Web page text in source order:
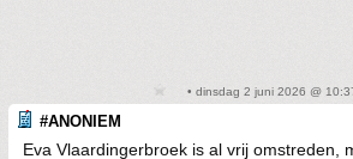
• dinsdag 2 juni 2026 @
#ANONIEM
Eva Vlaardingerbroek is al vrij omstreden,